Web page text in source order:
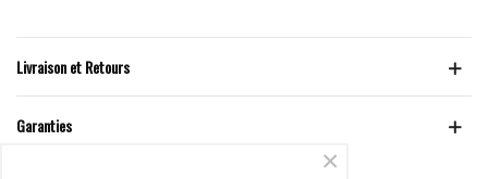
Livraison et Retours
Garanties
×